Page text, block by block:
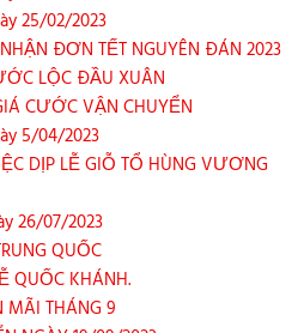
25/02/2023
ĐƠN TẾT NGUYÊN ĐÁN 2023
LỘC ĐẦU XUÂN
CƯỚC VẬN CHUYỂN
5/04/2023
DỊP LỄ GIỖ TỔ HÙNG VƯƠNG
26/07/2023
QUỐC
QUỐC KHÁNH.
MÃI THÁNG 9